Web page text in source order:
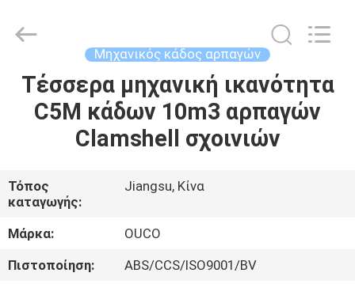
ΣΠΊΤΙ
ΠΡΟΪΌΝΤΑ
ΒΊΝΤΕΟ
ΕΜΦΆΝΙΣΗ
VR
GROUP
Reserved.
Μηχανικός κάδος αρπαγών
Τέσσερα μηχανική ικανότητα
C5M κάδων 10m3 αρπαγών
Clamshell σχοινιών
Τόπος
καταγωγής:
Jiangsu, Κίνα
Μάρκα:
OUCO
Πιστοποίηση:
ABS/CCS/ISO9001/BV